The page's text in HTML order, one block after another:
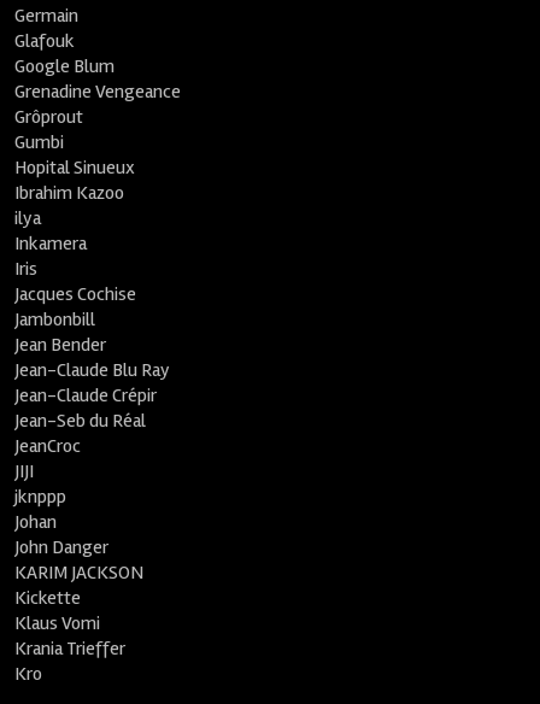
Germain
Glafouk
Google Blum
Grenadine Vengeance
Grôprout
Gumbi
Hopital Sinueux
Ibrahim Kazoo
ilya
Inkamera
Iris
Jacques Cochise
Jambonbill
Jean Bender
Jean-Claude Blu Ray
Jean-Claude Crépir
Jean-Seb du Réal
JeanCroc
JIJI
jknppp
Johan
John Danger
KARIM JACKSON
Kickette
Klaus Vomi
Krania Trieffer
Kro